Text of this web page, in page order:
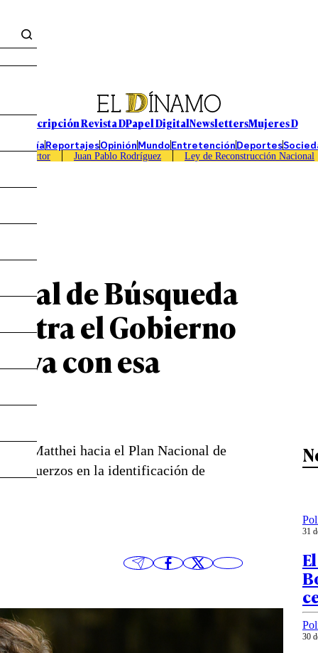
Suscripción Revista DPapel DigitalNewslettersMujeres D
ReportajesOpiniónMundoEntretenciónDeportes
Caso Sartor Juan Pablo Rodríguez Ley de Reconstrucción Nacional
de Búsqueda
el Gobierno
va con esa
de Matthei hacia el Plan Nacional de
esfuerzos en la identificación de
31
30